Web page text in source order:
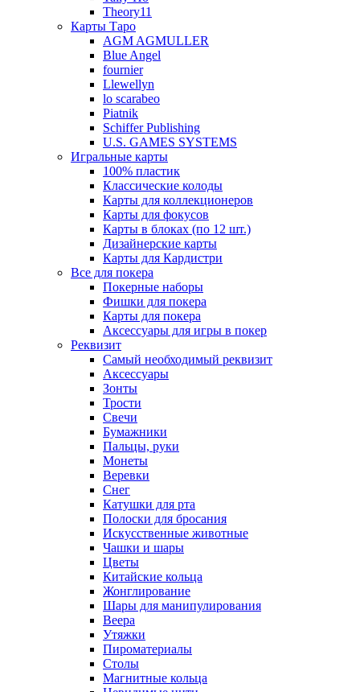
Theory11
Карты Таро
AGM AGMULLER
Blue Angel
fournier
Llewellyn
lo scarabeo
Piatnik
Schiffer Publishing
U.S. GAMES SYSTEMS
Игральные карты
100% пластик
Классические колоды
Карты для коллекционеров
Карты для фокусов
Карты в блоках (по 12 шт.)
Дизайнерские карты
Карты для Кардистри
Все для покера
Покерные наборы
Фишки для покера
Карты для покера
Аксессуары для игры в покер
Реквизит
Самый необходимый реквизит
Аксессуары
Зонты
Трости
Свечи
Бумажники
Пальцы, руки
Монеты
Веревки
Снег
Катушки для рта
Полоски для бросания
Искусственные животные
Чашки и шары
Цветы
Китайские кольца
Жонглирование
Шары для манипулирования
Веера
Утяжки
Пироматериалы
Столы
Магнитные кольца